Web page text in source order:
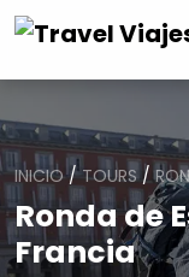
INICIO/TOURS/
Ronda de
Francia